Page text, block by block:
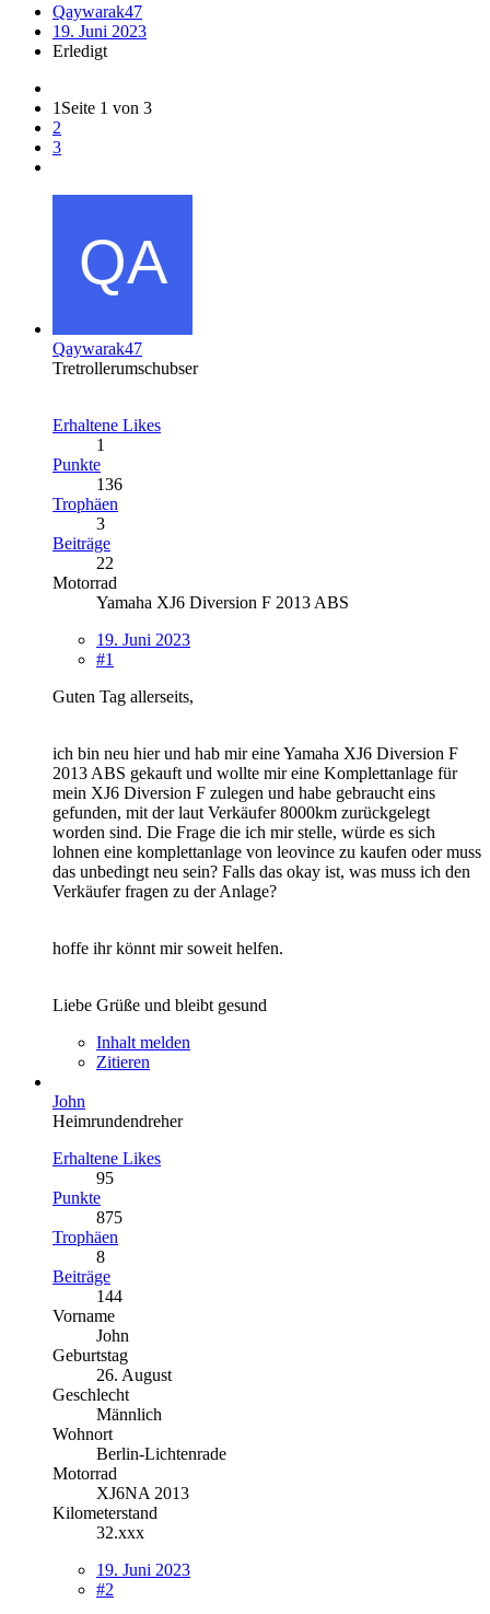
Qaywarak47
19. Juni 2023
Erledigt
1 Seite 1 von 3
2
3
Qaywarak47
Tretrollerumschubser
Erhaltene Likes
1
Punkte
136
Trophäen
3
Beiträge
22
Motorrad
Yamaha XJ6 Diversion F 2013 ABS
19. Juni 2023
#1
Guten Tag allerseits,
ich bin neu hier und hab mir eine Yamaha XJ6 Diversion F
2013 ABS gekauft und wollte mir eine Komplettanlage für
mein XJ6 Diversion F zulegen und habe gebraucht eins
gefunden, mit der laut Verkäufer 8000km zurückgelegt
worden sind. Die Frage die ich mir stelle, würde es sich
lohnen eine komplettanlage von leovince zu kaufen oder muss
das unbedingt neu sein? Falls das okay ist, was muss ich den
Verkäufer fragen zu der Anlage?
hoffe ihr könnt mir soweit helfen.
Liebe Grüße und bleibt gesund
Inhalt melden
Zitieren
John
Heimrundendreher
Erhaltene Likes
95
Punkte
875
Trophäen
8
Beiträge
144
Vorname
John
Geburtstag
26. August
Geschlecht
Männlich
Wohnort
Berlin-Lichtenrade
Motorrad
XJ6NA 2013
Kilometerstand
32.xxx
19. Juni 2023
#2